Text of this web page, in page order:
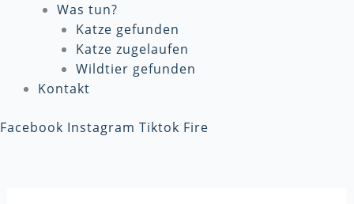
Was tun?
Katze gefunden
Katze zugelaufen
Wildtier gefunden
Kontakt
Facebook Instagram Tiktok Fire